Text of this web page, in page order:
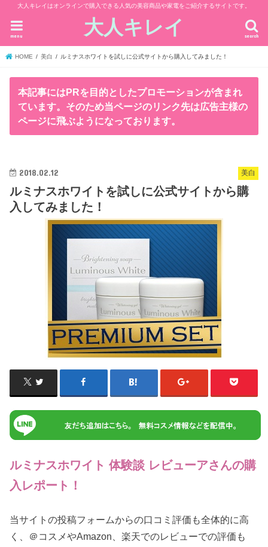
大人キレイはオンラインで購入できる人気の美容商品や家電をご紹介するサイトです。
大人キレイ search
menu
HOME 美白 ルミナスホワイトを試しに公式サイトから購入してみました！
本記事にはPRを目的としたプロモーションが含まれ
ています。そのため当ページのリンク先は広告主様の
ページに飛ぶようになっております。
美白
2018.02.12
ルミナスホワイトを試しに公式サイトから購
入してみました！
ルミナスホワイト 体験談 レビューアさんの購
入レポート！
当サイトの投稿フォームからの口コミ評価も全体的に高
く、＠コスメやAmazon、楽天でのレビューでの評価も